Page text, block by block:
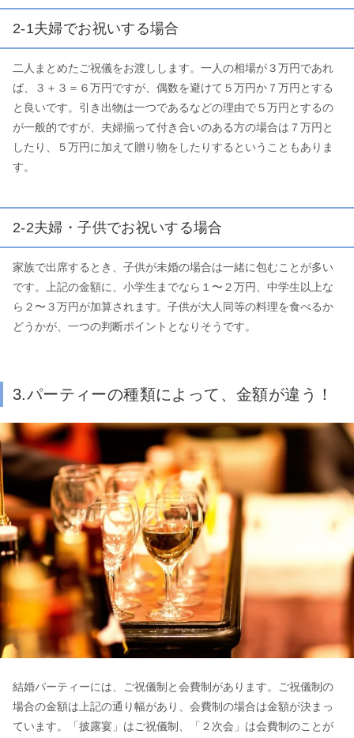
2-1夫婦でお祝いする場合
二人まとめたご祝儀をお渡しします。一人の相場が３万円であれ
ば、３＋３＝６万円ですが、偶数を避けて５万円か７万円とする
と良いです。引き出物は一つであるなどの理由で５万円とするの
が一般的ですが、夫婦揃って付き合いのある方の場合は７万円と
したり、５万円に加えて贈り物をしたりするということもありま
す。
2-2夫婦・子供でお祝いする場合
家族で出席するとき、子供が未婚の場合は一緒に包むことが多い
です。上記の金額に、小学生までなら１〜２万円、中学生以上な
ら２〜３万円が加算されます。子供が大人同等の料理を食べるか
どうかが、一つの判断ポイントとなりそうです。
3.パーティーの種類によって、金額が違う！
結婚パーティーには、ご祝儀制と会費制があります。ご祝儀制の
場合の金額は上記の通り幅があり、会費制の場合は金額が決まっ
ています。「披露宴」はご祝儀制、「２次会」は会費制のことが